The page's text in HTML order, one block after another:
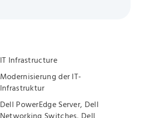
IT Infrastructure
Modernisierung der IT-
Infrastruktur
Dell PowerEdge Server, Dell
Networking Switches, Dell